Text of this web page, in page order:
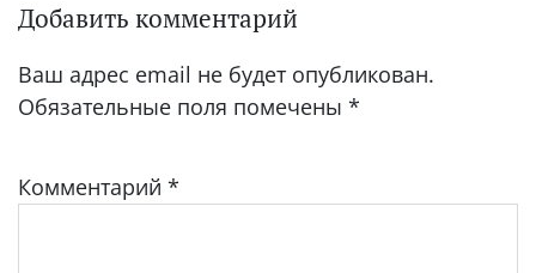
Добавить комментарий
Ваш адрес email не будет опубликован.
Обязательные поля помечены *
Комментарий *